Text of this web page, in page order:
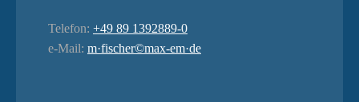
Telefon: +49 89 1392889-0
e-Mail: m·fischer©max-em·de